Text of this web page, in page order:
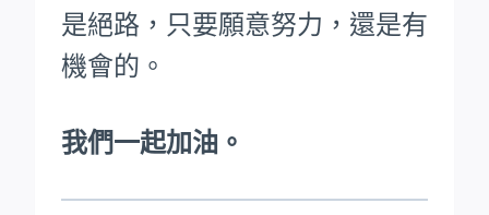
是絕路，只要願意努力，還是有
機會的。
我們一起加油。